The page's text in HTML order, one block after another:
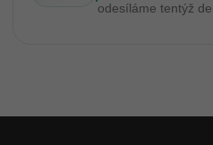
odesíláme tentýž